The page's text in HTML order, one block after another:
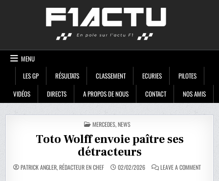
MENU
LES GP
RÉSULTATS CLASSEMENT ECURIES
PILOTES
VIDÉOS
DIRECTS A PROPOS DE NOUS CONTACT NOS AMIS
POSTED
IN
MERCEDES,NEWS
Toto Wolff envoie paître ses
détracteurs
PATRICK ANGLER, RÉDACTEUR EN CHEF 02/02/2026 LEAVE A COMMENTON